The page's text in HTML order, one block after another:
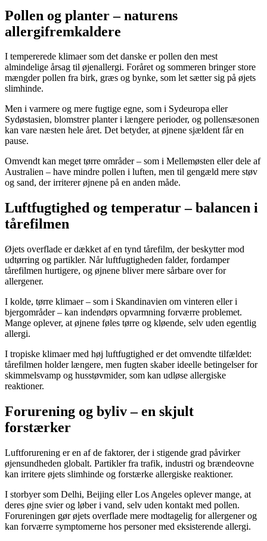
Pollen og planter – naturens
allergifremkaldere
I tempererede klimaer som det danske er pollen den mest
almindelige årsag til øjenallergi. Foråret og sommeren bringer store
mængder pollen fra birk, græs og bynke, som let sætter sig på øjets
slimhinde.
Men i varmere og mere fugtige egne, som i Sydeuropa eller
Sydøstasien, blomstrer planter i længere perioder, og pollensæsonen
kan vare næsten hele året. Det betyder, at øjnene sjældent får en
pause.
Omvendt kan meget tørre områder – som i Mellemøsten eller dele af
Australien – have mindre pollen i luften, men til gengæld mere støv
og sand, der irriterer øjnene på en anden måde.
Luftfugtighed og temperatur – balancen i
tårefilmen
Øjets overflade er dækket af en tynd tårefilm, der beskytter mod
udtørring og partikler. Når luftfugtigheden falder, fordamper
tårefilmen hurtigere, og øjnene bliver mere sårbare over for
allergener.
I kolde, tørre klimaer – som i Skandinavien om vinteren eller i
bjergområder – kan indendørs opvarmning forværre problemet.
Mange oplever, at øjnene føles tørre og kløende, selv uden egentlig
allergi.
I tropiske klimaer med høj luftfugtighed er det omvendte tilfældet:
tårefilmen holder længere, men fugten skaber ideelle betingelser for
skimmelsvamp og husstøvmider, som kan udløse allergiske
reaktioner.
Forurening og byliv – en skjult
forstærker
Luftforurening er en af de faktorer, der i stigende grad påvirker
øjensundheden globalt. Partikler fra trafik, industri og brændeovne
kan irritere øjets slimhinde og forstærke allergiske reaktioner.
I storbyer som Delhi, Beijing eller Los Angeles oplever mange, at
deres øjne svier og løber i vand, selv uden kontakt med pollen.
Forureningen gør øjets overflade mere modtagelig for allergener og
kan forværre symptomerne hos personer med eksisterende allergi.